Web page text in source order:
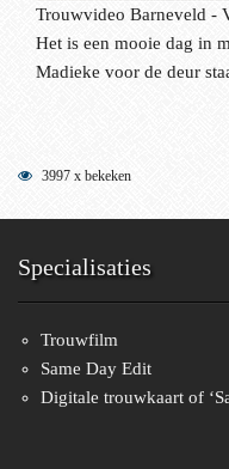
Trouwvideo Barneveld -
Het is een mooie dag in
Madieke voor de deur
3997 x bekeken
Specialisaties
Trouwfilm
Same Day Edit
Digitale trouwkaart of